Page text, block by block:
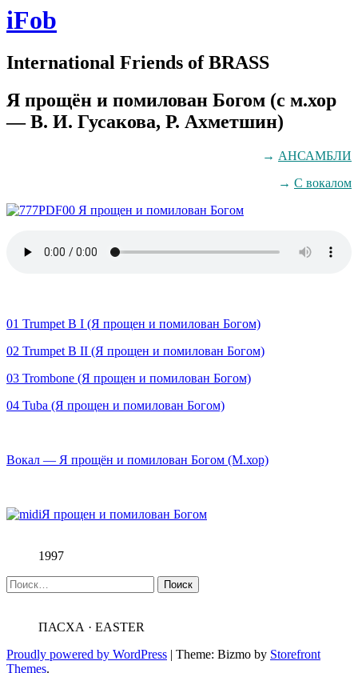
iFob
International Friends of BRASS
Я прощён и помилован Богом (с м.хор
— В. И. Гусакова, Р. Ахметшин)
→ АНСАМБЛИ
→ С вокалом
00 Я прощен и помилован Богом
01 Trumpet B I (Я прощен и помилован Богом)
02 Trumpet B II (Я прощен и помилован Богом)
03 Trombone (Я прощен и помилован Богом)
04 Tuba (Я прощен и помилован Богом)
Вокал — Я прощён и помилован Богом (М.хор)
Я прощен и помилован Богом
1997
Найти:
ПАСХА · EASTER
Proudly powered by WordPress | Theme: Bizmo by Storefront
Themes.